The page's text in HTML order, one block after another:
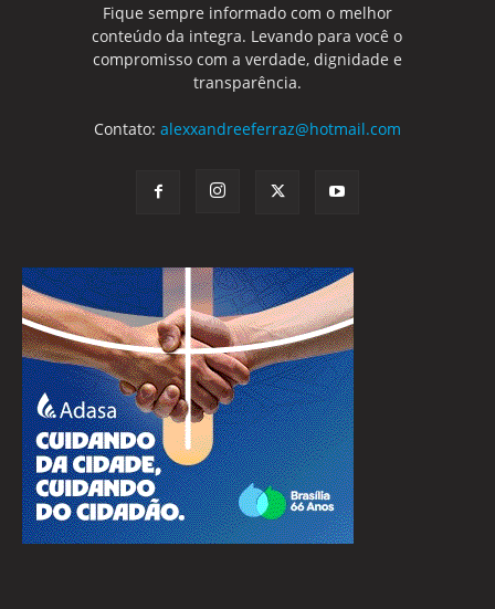
Fique sempre informado com o melhor
conteúdo da integra. Levando para você o
compromisso com a verdade, dignidade e
transparência.
Contato: alexxandreeferraz@hotmail.com